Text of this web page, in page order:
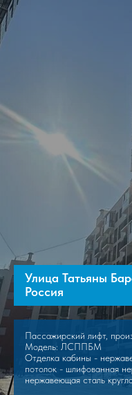
Улица Татьяны
Россия
Пассажирский лифт,
Модель: ЛСППБМ
Отделка кабины -
потолок - шлифованная
нержавеющая сталь